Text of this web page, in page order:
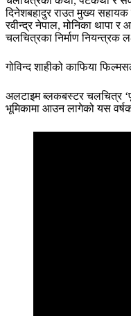
दिनेशबहादुर राउत मुख्य सहायक
रवीन्द्र नेपाल, मोनिका थापा
चलचित्रका निर्माण नियन्त्रक
गोविन्द शाहीको काफिया
अलटाइम ब्लकबस्टर चलचित्र
भूमिकामा आउन लागेको यस